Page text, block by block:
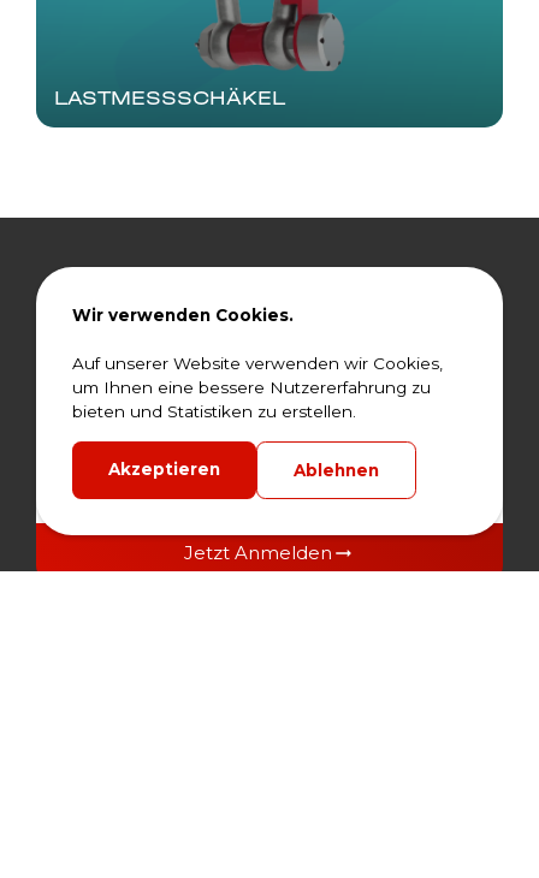
Wir verwenden Cookies.
Auf unserer Website verwenden wir Cookies,
um Ihnen eine bessere Nutzererfahrung zu
bieten und Statistiken zu erstellen.
Akzeptieren Ablehnen
LASTMESSSCHÄKEL
informiert.
Verpassen Sie keine Angebote und Neuigkeiten
von HLR. Melden Sie sich noch heute zu unserem
Jetzt Anmelden